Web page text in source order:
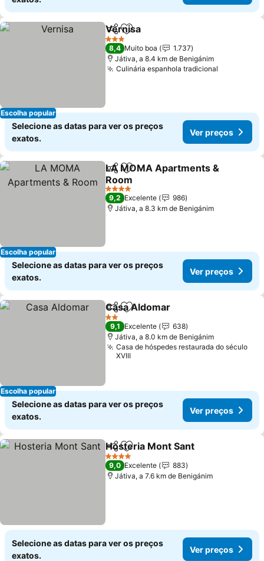
Escolha popular
PartilharAdicionar aos favoritos
Vernisa
3 Estrelas
8,4 Muito boa
1.737
Játiva, a 8.4 km de Benigánim
Culinária espanhola tradicional
Selecione as datas para ver os preços
exatos.
Ver preços
Escolha popular
PartilharAdicionar aos favoritos
LA MOMA Apartments &
Room
4 Estrelas
9,2 Excelente
986
Játiva, a 8.3 km de Benigánim
Selecione as datas para ver os preços
exatos.
Ver preços
Escolha popular
PartilharAdicionar aos favoritos
Casa Aldomar
2 Estrelas
9,1 Excelente
638
Játiva, a 8.0 km de Benigánim
Casa de hóspedes restaurada do século
XVIII
Selecione as datas para ver os preços
exatos.
Ver preços
PartilharAdicionar aos favoritos
Hosteria Mont Sant
4 Estrelas
9,0 Excelente
883
Játiva, a 7.6 km de Benigánim
Selecione as datas para ver os preços
exatos.
Ver preços